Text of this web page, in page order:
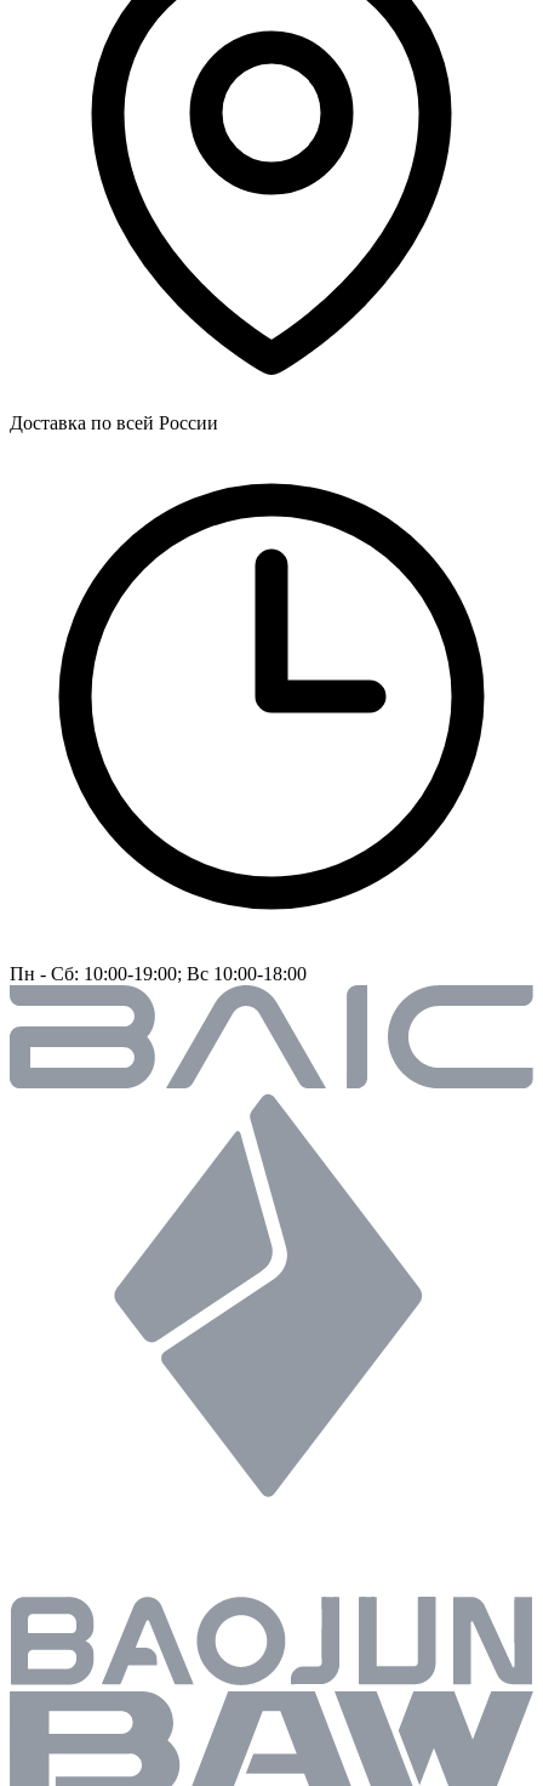
Доставка по всей России
Пн - Сб: 10:00-19:00; Вс 10:00-18:00